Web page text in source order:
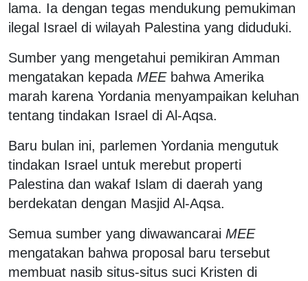
lama. Ia dengan tegas mendukung pemukiman
ilegal Israel di wilayah Palestina yang diduduki.
Sumber yang mengetahui pemikiran Amman
mengatakan kepada MEEbahwa Amerika
marah karena Yordania menyampaikan keluhan
tentang tindakan Israel di Al-Aqsa.
Baru bulan ini, parlemen Yordania mengutuk
tindakan Israel untuk merebut properti
Palestina dan wakaf Islam di daerah yang
berdekatan dengan Masjid Al-Aqsa.
Semua sumber yang diwawancarai MEE
mengatakan bahwa proposal baru tersebut
membuat nasib situs-situs suci Kristen di